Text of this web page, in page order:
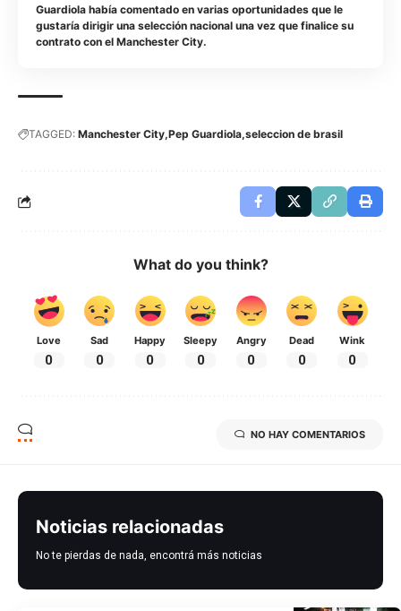
Guardiola había comentado en varias oportunidades que le
gustaría dirigir una selección nacional una vez que finalice su
contrato con el Manchester City.
TAGGED: Manchester City Pep Guardiola seleccion de brasil
What do you think?
Love
0
Sad
0
Happy
0
Sleepy
0
Angry
0
Dead
0
Wink
0
NO HAY COMENTARIOS
Noticias relacionadas
No te pierdas de nada, encontrá más noticias